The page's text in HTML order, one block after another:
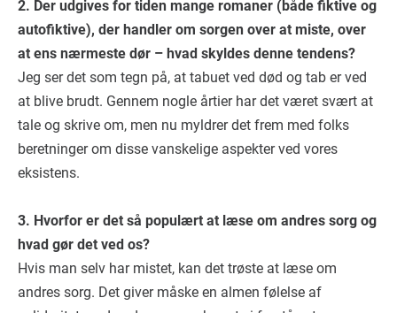
2. Der udgives for tiden mange romaner (både fiktive og
autofiktive), der handler om sorgen over at miste, over
at ens nærmeste dør – hvad skyldes denne tendens?
Jeg ser det som tegn på, at tabuet ved død og tab er ved
at blive brudt. Gennem nogle årtier har det været svært at
tale og skrive om, men nu myldrer det frem med folks
beretninger om disse vanskelige aspekter ved vores
eksistens.
3. Hvorfor er det så populært at læse om andres sorg og
hvad gør det ved os?
Hvis man selv har mistet, kan det trøste at læse om
andres sorg. Det giver måske en almen følelse af